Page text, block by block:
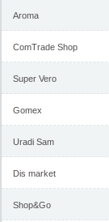
Aroma
ComTrade Shop
Super Vero
Gomex
Uradi Sam
Dis market
Shop&Go